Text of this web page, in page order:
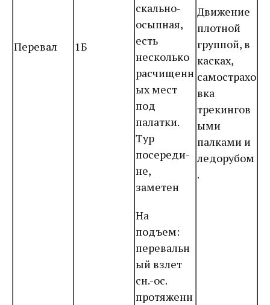
Перевал 1Б
скально-
осыпная,
есть
несколько
расчищенн
ых мест
под
палатки.
Тур
посереди-
не,
заметен
На
подъем:
перевальн
ый взлет
сн.-ос.
протяженн
Движение
плотной
группой, в
касках,
самострахо
вка
трекингов
ыми
палками и
ледорубом
.